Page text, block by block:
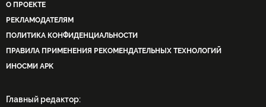
О ПРОЕКТЕ
РЕКЛАМОДАТЕЛЯМ
ПОЛИТИКА КОНФИДЕНЦИАЛЬНОСТИ
ПРАВИЛА ПРИМЕНЕНИЯ РЕКОМЕНДАТЕЛЬНЫХ ТЕХНОЛОГИЙ
ИНОСМИ APK
Главный редактор: